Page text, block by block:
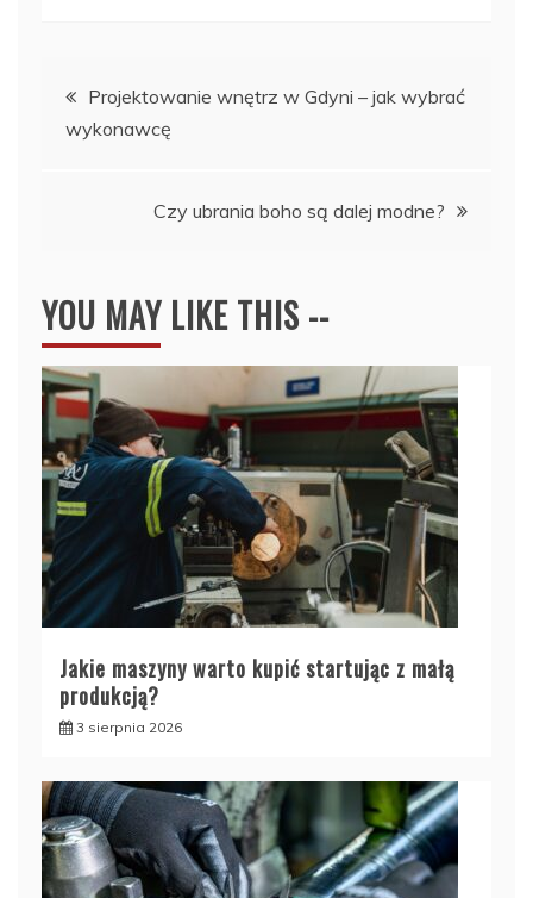
Nawigacja
wpisu
Projektowanie wnętrz w Gdyni – jak wybrać
wykonawcę
Czy ubrania boho są dalej modne?
YOU MAY LIKE THIS --
Jakie maszyny warto kupić startując z małą
produkcją?
3 sierpnia 2026